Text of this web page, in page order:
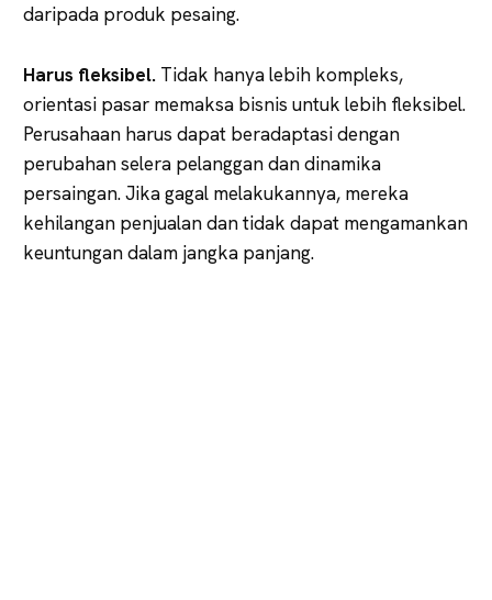
daripada produk pesaing.
Harus fleksibel. Tidak hanya lebih kompleks,
orientasi pasar memaksa bisnis untuk lebih fleksibel.
Perusahaan harus dapat beradaptasi dengan
perubahan selera pelanggan dan dinamika
persaingan. Jika gagal melakukannya, mereka
kehilangan penjualan dan tidak dapat mengamankan
keuntungan dalam jangka panjang.